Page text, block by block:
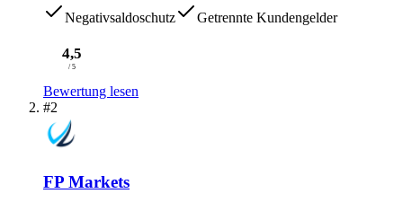
Negativsaldoschutz
Getrennte Kundengelder
4,5
/ 5
Bewertung lesen
#2
FP Markets